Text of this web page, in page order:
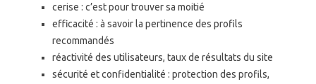
cerise : c’est pour trouver sa moitié
efficacité : à savoir la pertinence des profils
recommandés
réactivité des utilisateurs, taux de résultats du site
sécurité et confidentialité : protection des profils,